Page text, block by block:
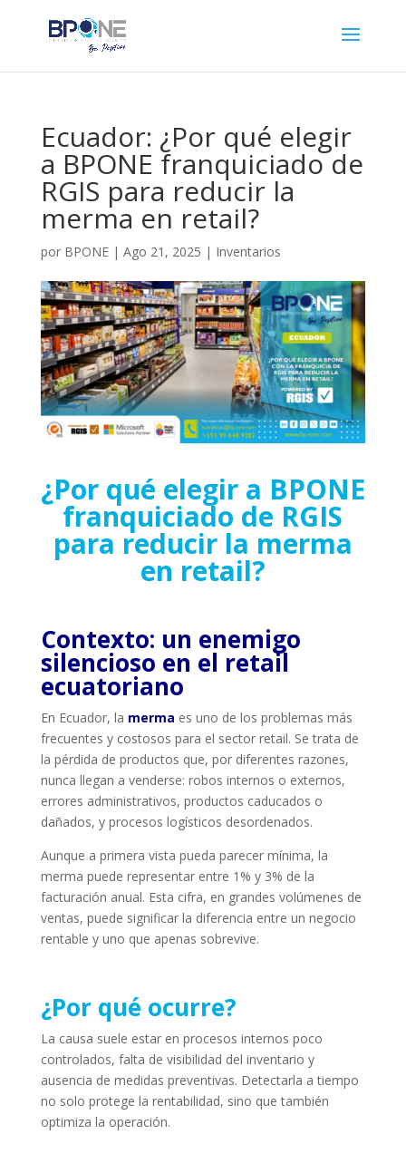
Ecuador: ¿Por qué elegir
a BPONE franquiciado de
RGIS para reducir la
merma en retail?
por BPONE| Ago 21, 2025 | Inventarios
¿Por qué elegir a BPONE
franquiciado de RGIS
para reducir la merma
en retail?
Contexto: un enemigo
silencioso en el retail
ecuatoriano
En Ecuador, la merma es uno de los problemas más
frecuentes y costosos para el sector retail. Se trata de
la pérdida de productos que, por diferentes razones,
nunca llegan a venderse: robos internos o externos,
errores administrativos, productos caducados o
dañados, y procesos logísticos desordenados.
Aunque a primera vista pueda parecer mínima, la
merma puede representar entre 1% y 3% de la
facturación anual. Esta cifra, en grandes volúmenes de
ventas, puede significar la diferencia entre un negocio
rentable y uno que apenas sobrevive.
¿Por qué ocurre?
La causa suele estar en procesos internos poco
controlados, falta de visibilidad del inventario y
ausencia de medidas preventivas. Detectarla a tiempo
no solo protege la rentabilidad, sino que también
optimiza la operación.